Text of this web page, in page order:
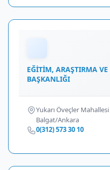
EĞİTİM, ARAŞTIRMA
BAŞKANLIĞI
Yukarı Öveçler
Balgat/Ankara
0(312) 573 30 10